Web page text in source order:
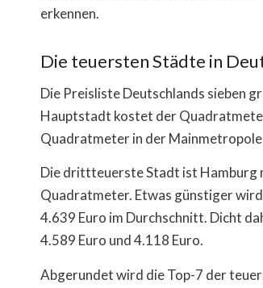
erkennen.
Die teuersten Städte in
Die Preisliste Deutschlands sieben
Hauptstadt kostet der
Quadratmeter in der
Die drittteuerste Stadt ist Hamburg
Quadratmeter. Etwas günstiger
4.639 Euro im Durchschnitt. Dicht
4.589 Euro und 4.118 Euro.
Abgerundet wird die Top-7 der